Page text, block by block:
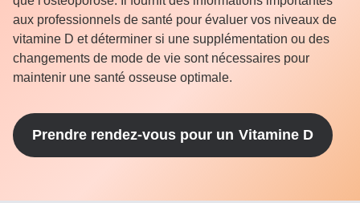
aux professionnels de santé pour évaluer vos niveaux de
vitamine D et déterminer si une supplémentation ou des
changements de mode de vie sont nécessaires pour
maintenir une santé osseuse optimale.
Prendre rendez-vous pour un Vitamine D